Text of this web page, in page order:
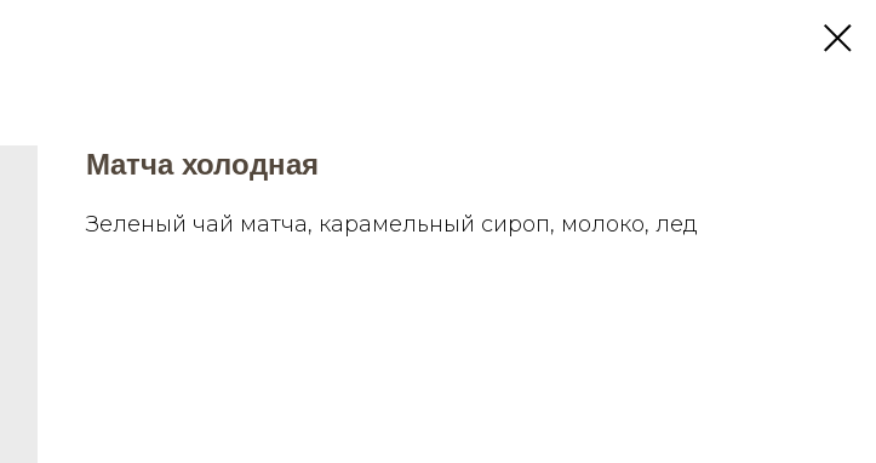
Матча холодная
Зеленый чай матча, карамельный сироп, молоко, лед